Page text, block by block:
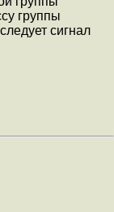
группы
сигнал